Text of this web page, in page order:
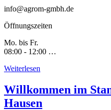
info@agrom-gmbh.de
Öffnungszeiten
Mo. bis Fr.
08:00 - 12:00 …
Weiterlesen
Willkommen im
Hausen